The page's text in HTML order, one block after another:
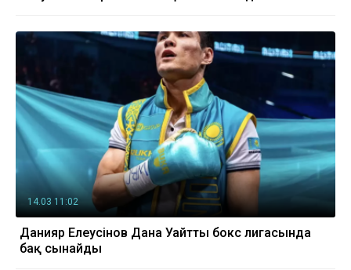
14.03 11:02
Данияр Елеусінов Дана Уайттың бокс лигасында
бақ сынайды